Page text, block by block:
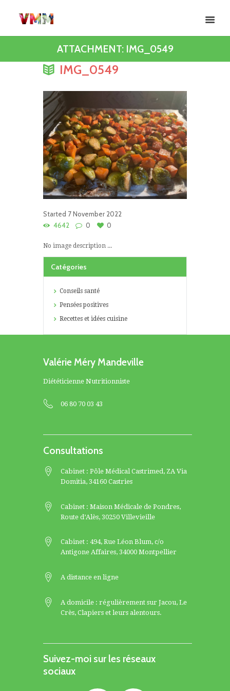
ATTACHMENT: IMG_0549
IMG_0549
Started 7 November 2022
4642
0 0
No image description ...
Catégories
Conseils santé
Pensées positives
Recettes et idées cuisine
Valérie Méry Mandeville
Diététicienne Nutritionniste
06 80 70 03 43
Consultations
Cabinet : Pôle Médical Castrimed, ZA Via
Domitia, 34160 Castries
Cabinet : Maison Médicale de Pondres,
Route d’Alès, 30250 Villevieille
Cabinet : 494, Rue Léon Blum, c/o
Antigone Affaires, 34000 Montpellier
A distance en ligne
A domicile : régulièrement sur Jacou, Le
Crès, Clapierset leurs alentours.
Suivez-moi sur les réseaux
sociaux